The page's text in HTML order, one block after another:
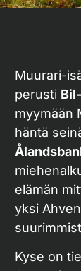
Muurari-
perusti
myymään
häntä
elämän
yksi
Kyse on